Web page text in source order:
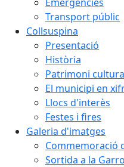
Transport públic
Collsuspina
Presentació
Història
Patrimoni
El municipi en
Llocs d'interès
Festes i fires
Galeria d'imatges
Commemoració
Sortida a la